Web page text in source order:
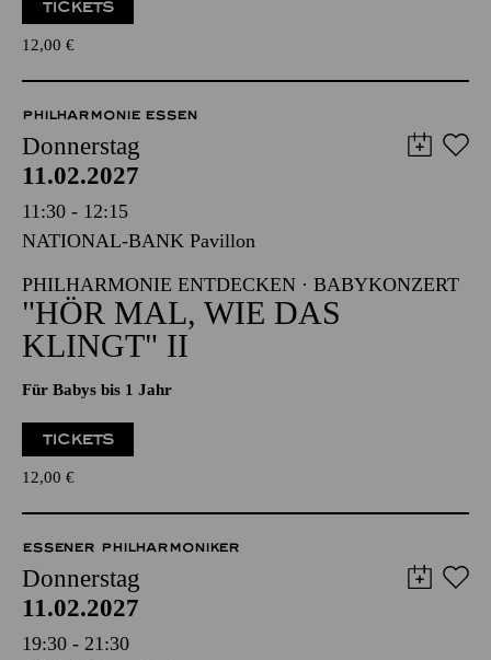
Für Babys bis 1 Jahr
12,00€
PHILHARMONIE ESSEN
Donnerstag
11.02.2027
11:30 - 12:15
NATIONAL-BANK Pavillon
PHILHARMONIE ENTDECKEN · BABYKONZERT
"HÖR MAL, WIE DAS
Für Babys bis 1 Jahr
12,00€
ESSENER PHILHARMONIKER
Donnerstag